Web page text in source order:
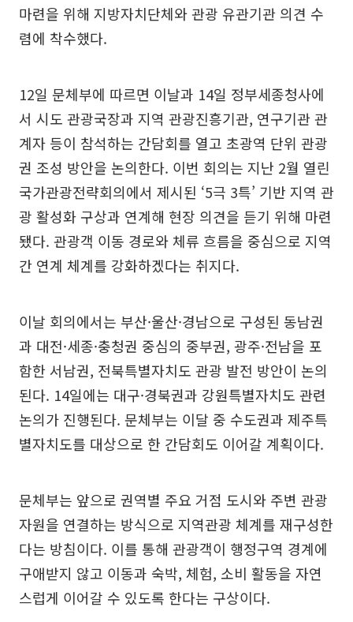
마련을 위해 지방자치단체와 관광 유관기관 의견 수
렴에 착수했다.
12일 문체부에 따르면 이날과 14일 정부세종청사에
서 시도 관광국장과 지역 관광진흥기관, 연구기관 관
계자 등이 참석하는 간담회를 열고 초광역 단위 관광
권 조성 방안을 논의한다. 이번 회의는 지난 2월 열린
국가관광전략회의에서 제시된 ‘5극 3특’ 기반 지역 관
광 활성화 구상과 연계해 현장 의견을 듣기 위해 마련
됐다. 관광객 이동 경로와 체류 흐름을 중심으로 지역
간 연계 체계를 강화하겠다는 취지다.
이날 회의에서는 부산·울산·경남으로 구성된 동남권
과 대전·세종·충청권 중심의 중부권, 광주·전남을 포
함한 서남권, 전북특별자치도 관광 발전 방안이 논의
된다. 14일에는 대구·경북권과 강원특별자치도 관련
논의가 진행된다. 문체부는 이달 중 수도권과 제주특
별자치도를 대상으로 한 간담회도 이어갈 계획이다.
문체부는 앞으로 권역별 주요 거점 도시와 주변 관광
자원을 연결하는 방식으로 지역관광 체계를 재구성한
다는 방침이다. 이를 통해 관광객이 행정구역 경계에
구애받지 않고 이동과 숙박, 체험, 소비 활동을 자연
스럽게 이어갈 수 있도록 한다는 구상이다.